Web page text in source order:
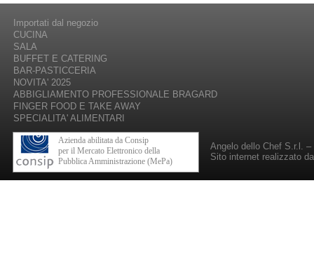
Importati dal negozio
CUCINA
SALA
BUFFET E CATERING
BAR-PASTICCERIA
NOVITA' 2025
ABBIGLIAMENTO PROFESSIONALE BRAGARD
FINGER FOOD E TAKE AWAY
SPECIALITA' ALIMENTARI
Azienda abilitata da Consip
per il Mercato Elettronico della
Pubblica Amministrazione (MePa)
Angelo dello Chef S.r.l. –
Sito internet realizzato